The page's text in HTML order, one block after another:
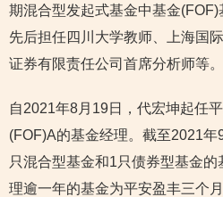
期混合型发起式基金中基金
先后担任四川大学教师、上海国
证券有限责任公司首席分析师等。
自2021年8月19日，代宏坤起任
(FOF)A的基金经理。截至2021
只混合型基金和1只债券型基金
理逾一年的基金为平安盈丰三个